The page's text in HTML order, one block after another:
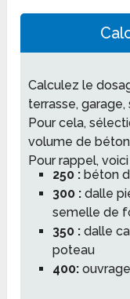
Calculez le
terrasse,
Pour cela,
volume de
Pour rappel,
250 :béton
300 :dalle
semelle de
350 :dalle
poteau
400: